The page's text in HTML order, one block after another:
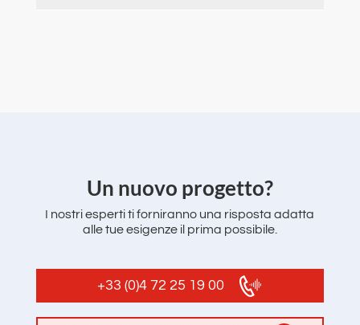
‌Un nuovo progetto?
I nostri esperti ti forniranno una risposta adatta
alle tue esigenze il prima possibile.
+33 (0)4 72 25 19 00